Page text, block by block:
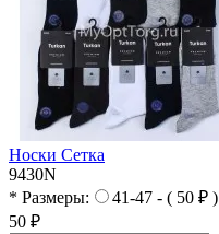
Носки Сетка
9430N
* Размеры:
41-47 - ( 50 ₽ )
50 ₽